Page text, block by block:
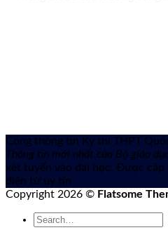
Cổng thông tin Kỳ thi THPT
Thông tin mới nhất của Bộ giáo
xét tuyển vào đại học. Được
điện tử uy tín.
Copyright 2026 © Flatsome